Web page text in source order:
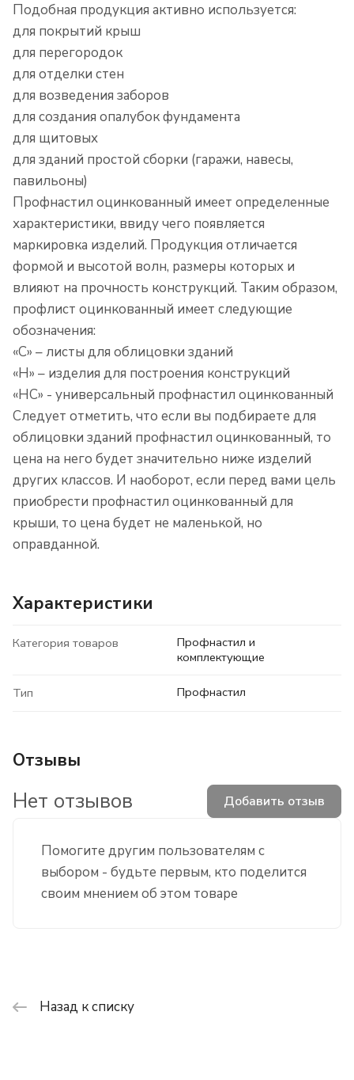
Подобная продукция активно используется:
для покрытий крыш
для перегородок
для отделки стен
для возведения заборов
для создания опалубок фундамента
для щитовых
для зданий простой сборки (гаражи, навесы,
павильоны)
Профнастил оцинкованный имеет определенные
характеристики, ввиду чего появляется
маркировка изделий. Продукция отличается
формой и высотой волн, размеры которых и
влияют на прочность конструкций. Таким образом,
профлист оцинкованный имеет следующие
обозначения:
«С» – листы для облицовки зданий
«Н» – изделия для построения конструкций
«НС» - универсальный профнастил оцинкованный
Следует отметить, что если вы подбираете для
облицовки зданий профнастил оцинкованный, то
цена на него будет значительно ниже изделий
других классов. И наоборот, если перед вами цель
приобрести профнастил оцинкованный для
крыши, то цена будет не маленькой, но
оправданной.
Характеристики
Категория товаров
Профнастил и
комплектующие
Тип Профнастил
Отзывы
Помогите другим пользователям с
выбором - будьте первым, кто поделится
своим мнением об этом товаре
Нет отзывов Добавить отзыв
Назад к списку